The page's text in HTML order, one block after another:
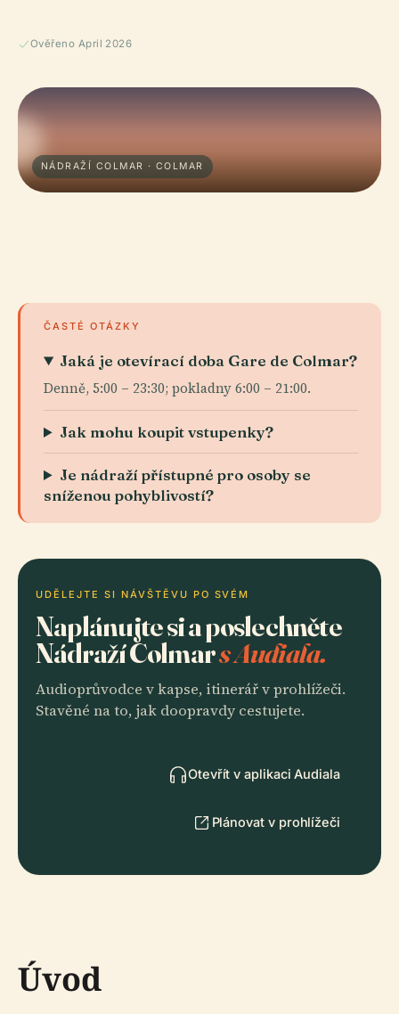
Ověřeno April 2026
NÁDRAŽÍ COLMAR · COLMAR
ČASTÉ OTÁZKY
Jaká je otevírací doba Gare de Colmar?
Denně, 5:00 – 23:30; pokladny 6:00 – 21:00.
Jak mohu koupit vstupenky?
Je nádraží přístupné pro osoby se
sníženou pohyblivostí?
UDĚLEJTE SI NÁVŠTĚVU PO SVÉM
Naplánujte si a poslechněte
Nádraží Colmars Audiala.
Audioprůvodce v kapse, itinerář v prohlížeči.
Stavěné na to, jak doopravdy cestujete.
Otevřít v aplikaci Audiala
Plánovat v prohlížeči
Úvod